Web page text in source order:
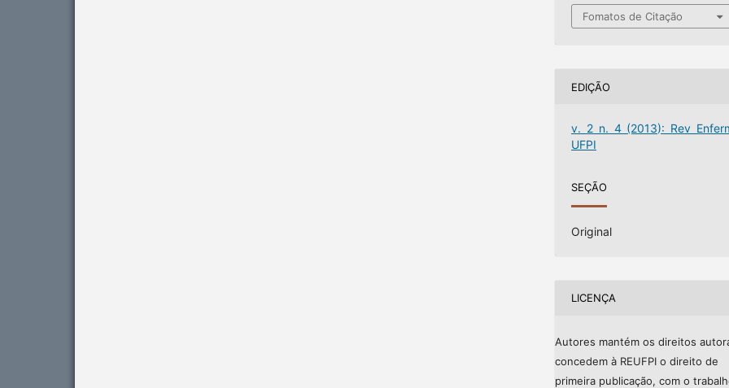
Fomatos de Citação
EDIÇÃO
v. 2 n. 4 (2013): Rev
UFPI
SEÇÃO
Original
LICENÇA
Autores mantém os direitos
concedem à REUFPI o direito de
primeira publicação, com o